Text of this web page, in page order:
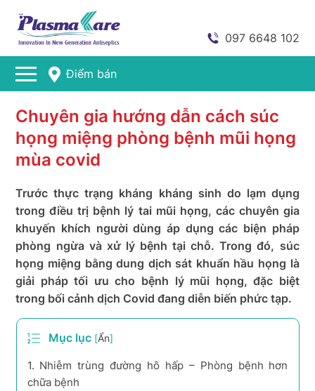
097 6648 102
Điểm bán
Chuyên gia hướng dẫn cách súc
họng miệng phòng bệnh mũi họng
mùa covid
Trước thực trạng kháng kháng sinh do lạm dụng
trong điều trị bệnh lý tai mũi họng, các chuyên gia
khuyến khích người dùng áp dụng các biện pháp
phòng ngừa và xử lý bệnh tại chỗ. Trong đó, súc
họng miệng bằng dung dịch sát khuẩn hầu họng là
giải pháp tối ưu cho bệnh lý mũi họng, đặc biệt
trong bối cảnh dịch Covid đang diễn biến phức tạp.
Mục lục [Ẩn]
1. Nhiễm trùng đường hô hấp – Phòng bệnh hơn
chữa bệnh